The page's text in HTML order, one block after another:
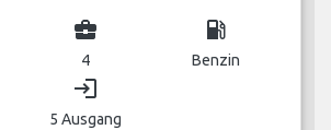
business_center
4
local_gas_station
Benzin
login
5 Ausgang